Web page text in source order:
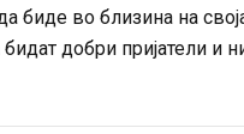
биде во близина на
добри пријатели и